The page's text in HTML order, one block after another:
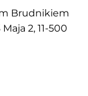
Brudnikiem
2, 11-500